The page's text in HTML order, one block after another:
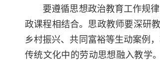
要遵循思想政治教育工作规律
政课程相结合。思政教师要深研
乡村振兴、共同富裕等生动案例
传统文化中的劳动思想融入教学